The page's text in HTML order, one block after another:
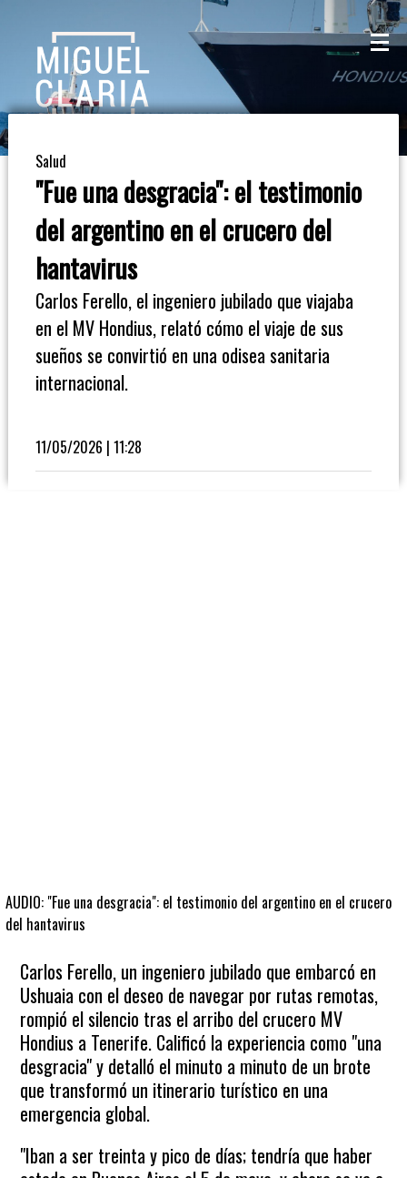
Mesa
De
Café
Columna
Opinión
Radioinforme
Salud
"Fue una desgracia": el testimonio
del argentino en el crucero del
hantavirus
Carlos Ferello, el ingeniero jubilado que viajaba
en el MV Hondius, relató cómo el viaje de sus
sueños se convirtió en una odisea sanitaria
internacional.
11/05/2026 | 11:28
AUDIO: "Fue una desgracia": el testimonio del argentino en el crucero
del hantavirus
Carlos Ferello, un ingeniero jubilado que embarcó en
Ushuaia con el deseo de navegar por rutas remotas,
rompió el silencio tras el arribo del crucero MV
Hondius a Tenerife. Calificó la experiencia como "una
desgracia" y detalló el minuto a minuto de un brote
que transformó un itinerario turístico en una
emergencia global.
"Iban a ser treinta y pico de días; tendría que haber